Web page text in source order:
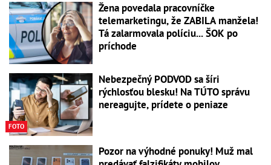
Žena povedala pracovníčke
telemarketingu, že ZABILA manžela!
Tá zalarmovala políciu... ŠOK po
príchode
FOTO
Nebezpečný PODVOD sa šíri
rýchlosťou blesku! Na TÚTO správu
nereagujte, prídete o peniaze
Pozor na výhodné ponuky! Muž mal